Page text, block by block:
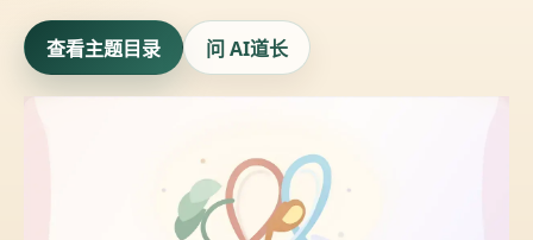
查看主题目录 问 AI道长